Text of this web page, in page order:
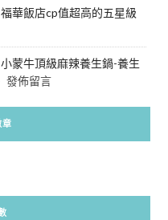
華飯店cp值超高的五星級
蒙牛頂級麻辣養生鍋-養生
發佈留言
章